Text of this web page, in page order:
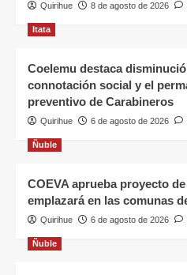
Quirihue 8 de agosto de 2026
Itata
Coelemu destaca
connotación social y el
preventivo de Carabineros
Quirihue 6 de agosto de 2026
Ñuble
COEVA aprueba proyecto
emplazará en las comunas
Quirihue 6 de agosto de 2026
Ñuble